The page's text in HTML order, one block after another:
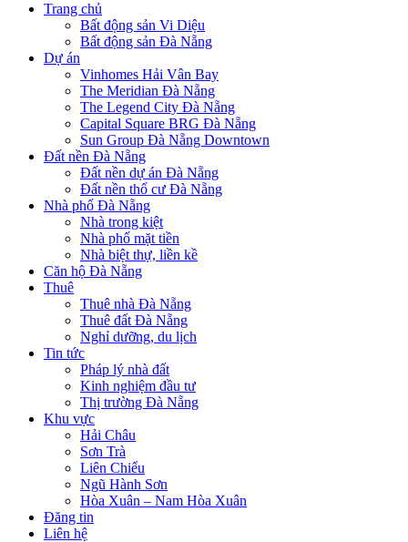
Trang chủ
Bất động sản Vi Diệu
Bất động sản Đà Nẵng
Dự án
Vinhomes Hải Vân Bay
The Meridian Đà Nẵng
The Legend City Đà Nẵng
Capital Square BRG Đà Nẵng
Sun Group Đà Nẵng Downtown
Đất nền Đà Nẵng
Đất nền dự án Đà Nẵng
Đất nền thổ cư Đà Nẵng
Nhà phố Đà Nẵng
Nhà trong kiệt
Nhà phố mặt tiền
Nhà biệt thự, liền kề
Căn hộ Đà Nẵng
Thuê
Thuê nhà Đà Nẵng
Thuê đất Đà Nẵng
Nghỉ dưỡng, du lịch
Tin tức
Pháp lý nhà đất
Kinh nghiệm đầu tư
Thị trường Đà Nẵng
Khu vực
Hải Châu
Sơn Trà
Liên Chiểu
Ngũ Hành Sơn
Hòa Xuân – Nam Hòa Xuân
Đăng tin
Liên hệ